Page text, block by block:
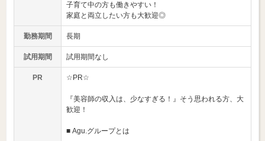
子育て中の方も働きやすい！
家庭と両立したい方も大歓迎◎
勤務期間 長期
試用期間 試用期間なし
PR ☆PR☆
『美容師の収入は、少なすぎる！』そう思われる方、大
歓迎！
■ Agu.グループとは